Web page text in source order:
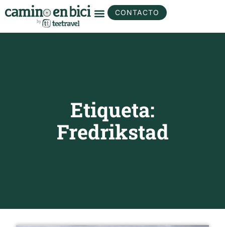
CONTACTO
Etiqueta:
Fredrikstad